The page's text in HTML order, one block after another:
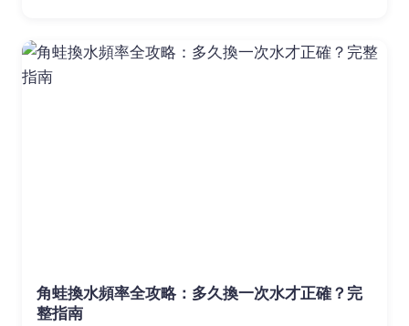
角蛙換水頻率全攻略：多久換一次水才正確？完
整指南